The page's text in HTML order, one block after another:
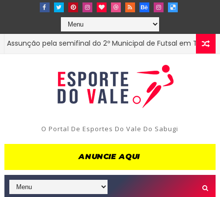
pela semifinal do 2º Municipal de Futsal em Tenório-PB
O Portal De Esportes Do Vale Do Sabugi